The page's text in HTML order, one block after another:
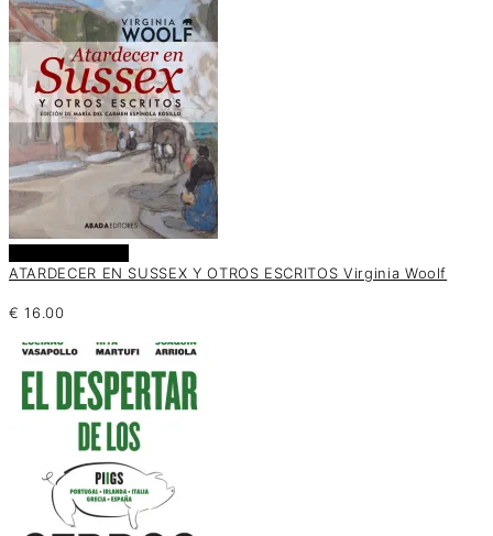
ATARDECER EN SUSSEX Y OTROS ESCRITOS Virginia Woolf
€ 16.00